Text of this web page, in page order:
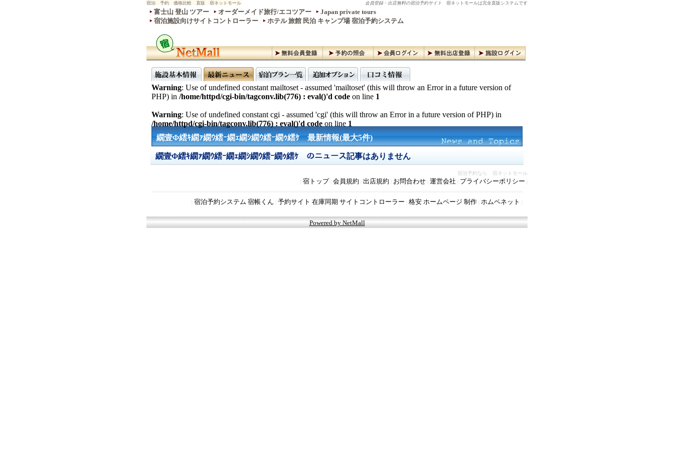
宿泊 予約 価格比較 直販 宿ネットモール 会員登録・出店無料の宿泊予約サイト 宿ネットモールは完全直販システムです
富士山 登山 ツアー オーダーメイド旅行/エコツアー
Japan private tours
宿泊施設向けサイトコントローラー
ホテル 旅館 民泊 キャンプ場 宿泊予約システム
Warning: Use of undefined constant mailtoset - assumed 'mailtoset' (this will throw an Error in a future version of
PHP) in /home/httpd/cgi-bin/tagconv.lib(776) : eval()'d code on line 1
Warning: Use of undefined constant cgi - assumed 'cgi' (this will throw an Error in a future version of PHP) in
/home/httpd/cgi-bin/tagconv.lib(776) : eval()'d code on line 1
繝壹Φ繧ｷ繝ｧ繝ｳ繧ｰ繝ｪ繝ｼ繝ｳ繧ｰ繝ｩ繧ｹ 最新情報(最大5件)
繝壹Φ繧ｷ繝ｧ繝ｳ繧ｰ繝ｪ繝ｼ繝ｳ繧ｰ繝ｩ繧ｹ のニュース記事はありません
宿泊予約なら 宿ネットモール
宿トップ 会員規約 出店規約 お問合わせ 運営会社 プライバシーポリシー
宿泊予約システム 宿帳くん 予約サイト 在庫同期 サイトコントローラー 格安 ホームページ 制作 ホムペネット
Powered by NetMall